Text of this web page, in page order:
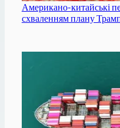
Американо-китайські
схваленням плану